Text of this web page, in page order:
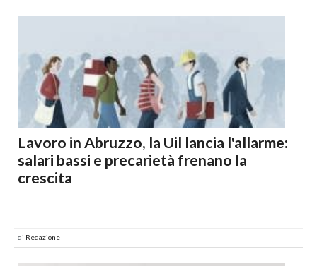
Lavoro in Abruzzo, la Uil lancia l'allarme:
salari bassi e precarietà frenano la
crescita
di Redazione